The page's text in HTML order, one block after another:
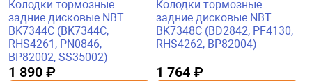
Колодки тормозные
задние дисковые NBT
BK7344C (BK7344C,
RHS4261, PN0846,
BP82002, SS35002)
1 890 ₽
Колодки тормозные
задние дисковые NBT
BK7348C (BD2842, PF4130,
RHS4262, BP82004)
1 764 ₽